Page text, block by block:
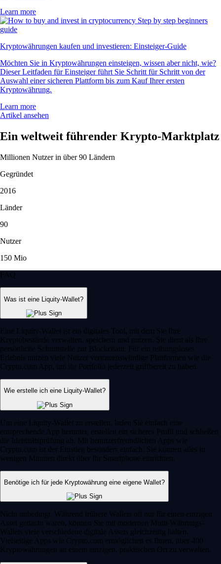
Learn more
Kryptowährungen kaufen und investieren: Einsteiger-Guide
Möchten Sie in Kryptowährungen einsteigen, wissen aber nicht, wie?
Dieser Leitfaden für Einsteiger führt Sie Schritt für Schritt von der
Auswahl einer sicheren Plattform bis zum Kauf Ihrer ersten
Kryptowährung.
Learn more
Artikel ansehen
Ein weltweit führender Krypto-Marktplatz
Millionen Nutzer in über 90 Ländern
Gegründet
2016
Länder
90
Nutzer
150 Mio
FAQ
Was ist eine Liquity-Wallet?
Eine Liquity-Wallet ist ein digitales Tool, mit dem Sie Ihre
Kryptobestände verwalten, speichern und nutzen. Sie dient als Ihre
persönliche Schnittstelle zur Blockchain. Für ein reibungsloses
Erlebnis nutzen viele Nutzer vertrauenswürdige Plattformen wie die
Crypto.com App, um ihr Portfolio jederzeit griffbereit zu haben.
Wie erstelle ich eine Liquity-Wallet?
Um eine Liquity-Wallet zu erstellen, laden Sie einfach eine
entsprechende App herunter, erstellen ein sicheres Profil und schließen
die Identitätsprüfung ab. Mit benutzerfreundlichen Apps wie
Crypto.com ist der Einstieg besonders einfach: Sie können alles in
wenigen Minuten direkt über Ihr Smartphone einrichten.
Benötige ich für jede Kryptowährung eine eigene Wallet?
Nicht unbedingt. Während frühere Wallets oft nur für einen einzigen
Asset gedacht waren, können Sie mit modernen Multi-Währungs-
Wallets viele verschiedene digitale Assets gleichzeitig halten.
Vielseitige Apps wie Crypto.com ermöglichen es Ihnen, über 400
Kryptowährungen an einem einzigen, praktischen Ort zu verwalten.